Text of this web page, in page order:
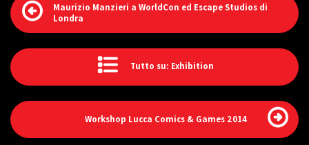
Maurizio Manzieri a WorldCon ed Escape Studios di
Londra
Tutto su: Exhibition
Workshop Lucca Comics & Games 2014